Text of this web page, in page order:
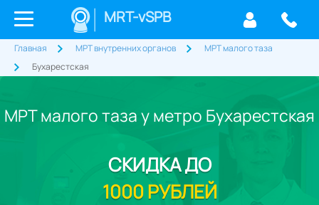
MRT-vSPB
Главная МРТ внутренних органов
МРТ малого таза
Бухарестская
МРТ малого таза у метро Бухарестская
СКИДКАДО
1000 РУБЛЕЙ